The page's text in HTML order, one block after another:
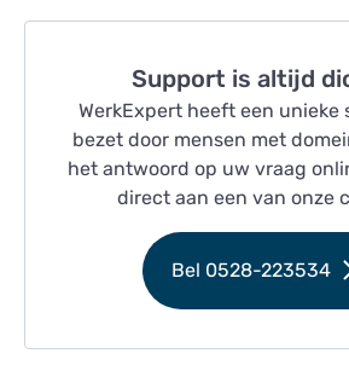
Support is altijd
WerkExpert heeft een unieke
bezet door mensen met
het antwoord op uw vraag
direct aan een van onze
Bel 0528-223534